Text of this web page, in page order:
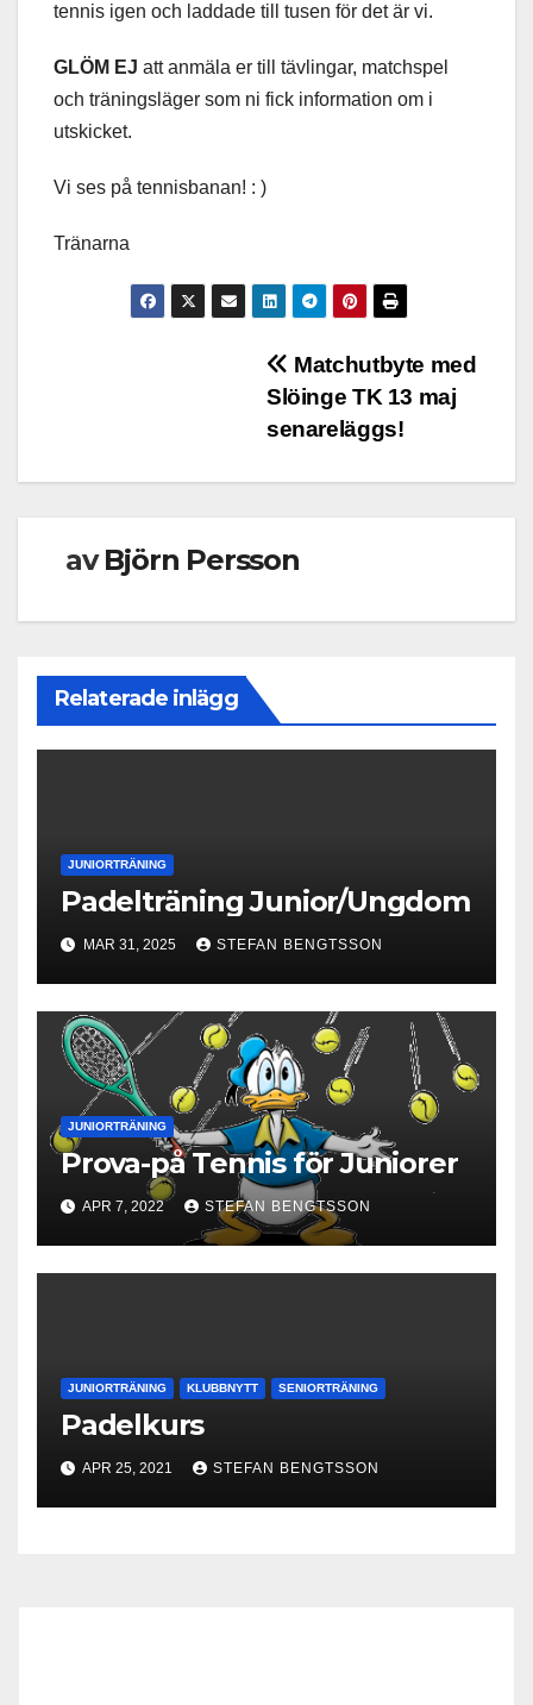
tennis igen och laddade till tusen för det är vi.
GLÖM EJ att anmäla er till tävlingar, matchspel
och träningsläger som ni fick information om i
utskicket.
Vi ses på tennisbanan! : )
Tränarna
InläggsnavigeringMatchutbyte med
Slöinge TK 13 maj
senareläggs!
avBjörn Persson
Relaterade inlägg
JUNIORTRÄNING
Padelträning Junior/Ungdom
MAR 31, 2025 STEFAN BENGTSSON
JUNIORTRÄNING
Prova-på Tennis för Juniorer
APR 7, 2022 STEFAN BENGTSSON
JUNIORTRÄNING KLUBBNYTT SENIORTRÄNING
Padelkurs
APR 25, 2021 STEFAN BENGTSSON